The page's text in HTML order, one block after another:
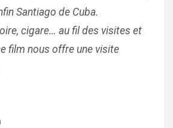
Santiago de Cuba.
cigare… au fil des visites et
film nous offre une visite